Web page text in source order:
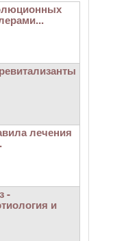
лечения
-
и